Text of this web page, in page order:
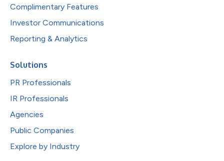
Complimentary Features
Investor Communications
Reporting & Analytics
Solutions
PR Professionals
IR Professionals
Agencies
Public Companies
Explore by Industry